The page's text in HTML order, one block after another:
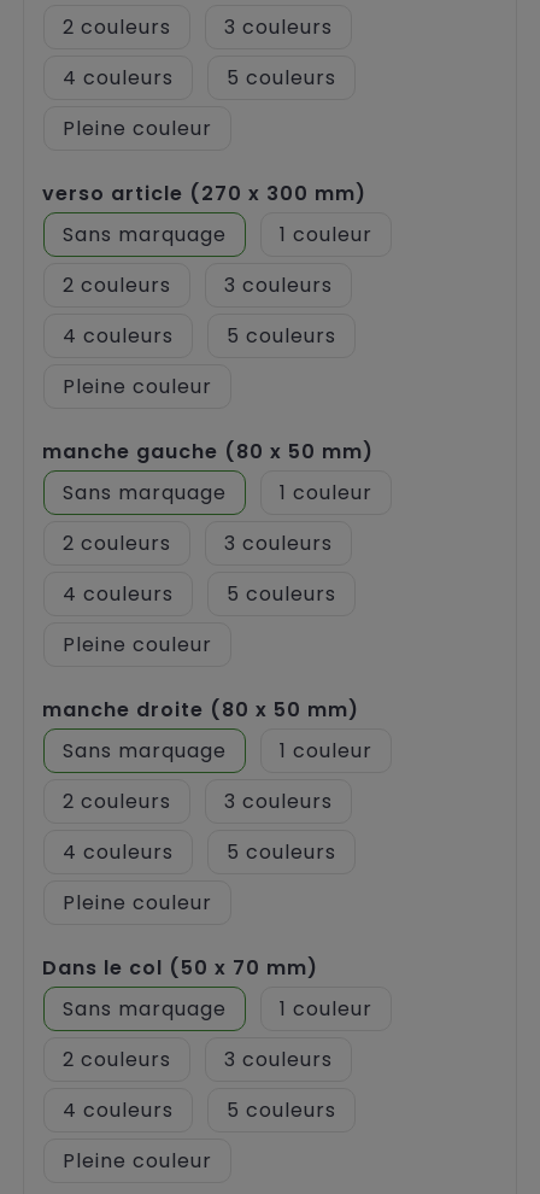
2
3
4
5
Pleine couleur
verso article (270 x 300 mm)
Sans marquage
1
2
3
4
5
Pleine couleur
manche gauche (80 x 50 mm)
Sans marquage
1
2
3
4
5
Pleine couleur
manche droite (80 x 50 mm)
Sans marquage
1
2
3
4
5
Pleine couleur
Dans le col (50 x 70 mm)
Sans marquage
1
2
3
4
5
Pleine couleur